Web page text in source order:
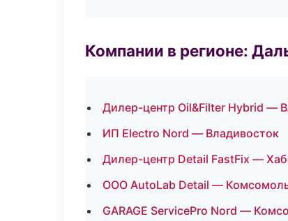
Компании в регионе:
Дилер-центр Oil&Filter Hybrid —
ИП Electro Nord — Владивосток
Дилер-центр Detail FastFix —
ООО AutoLab Detail —
GARAGE ServicePro Nord —